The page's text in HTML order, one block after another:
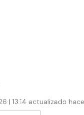
| 13:14 actualizado